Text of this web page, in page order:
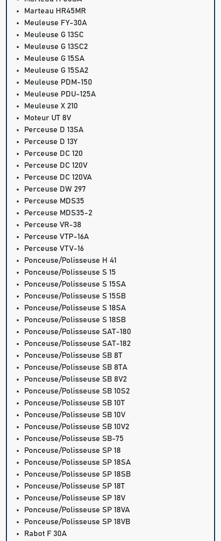
Marteau HR45MR
Meuleuse FY-30A
Meuleuse G 13SC
Meuleuse G 13SC2
Meuleuse G 15SA
Meuleuse G 15SA2
Meuleuse PDM-150
Meuleuse PDU-125A
Meuleuse X 210
Moteur UT 8V
Perceuse D 13SA
Perceuse D 13Y
Perceuse DC 120
Perceuse DC 120V
Perceuse DC 120VA
Perceuse DW 297
Perceuse MDS35
Perceuse MDS35-2
Perceuse VR-38
Perceuse VTP-16A
Perceuse VTV-16
Ponceuse/Polisseuse H 41
Ponceuse/Polisseuse S 15
Ponceuse/Polisseuse S 15SA
Ponceuse/Polisseuse S 15SB
Ponceuse/Polisseuse S 18SA
Ponceuse/Polisseuse S 18SB
Ponceuse/Polisseuse SAT-180
Ponceuse/Polisseuse SAT-182
Ponceuse/Polisseuse SB 8T
Ponceuse/Polisseuse SB 8TA
Ponceuse/Polisseuse SB 8V2
Ponceuse/Polisseuse SB 10S2
Ponceuse/Polisseuse SB 10T
Ponceuse/Polisseuse SB 10V
Ponceuse/Polisseuse SB 10V2
Ponceuse/Polisseuse SB-75
Ponceuse/Polisseuse SP 18
Ponceuse/Polisseuse SP 18SA
Ponceuse/Polisseuse SP 18SB
Ponceuse/Polisseuse SP 18T
Ponceuse/Polisseuse SP 18V
Ponceuse/Polisseuse SP 18VA
Ponceuse/Polisseuse SP 18VB
Rabot F 30A